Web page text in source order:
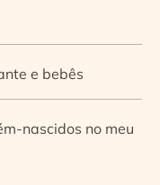
e bebês
nascidos no meu